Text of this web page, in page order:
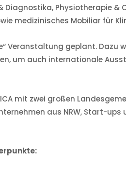
Diagnostika, Physiotherapie &
medizinisches Mobiliar für
Veranstaltung geplant. Dazu
um auch internationale
mit zwei großen
aus NRW, Start-